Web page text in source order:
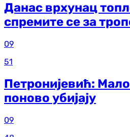
Данас врхунац
спремите се за
09
51
Петронијевић:
поново убијају
09